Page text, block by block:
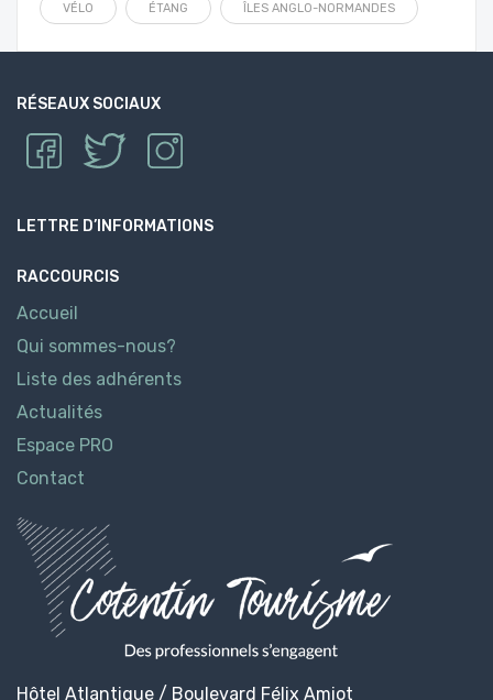
VÉLO ÉTANG ÎLES ANGLO-NORMANDES
RÉSEAUX SOCIAUX
LETTRE D’INFORMATIONS
RACCOURCIS
Accueil
Qui sommes-nous?
Liste des adhérents
Actualités
Espace PRO
Contact
Hôtel Atlantique / Boulevard Félix Amiot